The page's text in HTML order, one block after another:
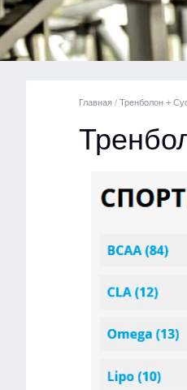
Главная / Тренболон +